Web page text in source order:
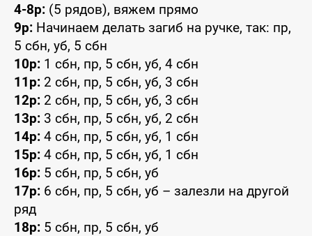
4-8р: (5 рядов), вяжем прямо
9р: Начинаем делать загиб на ручке, так: пр,
5 сбн, уб, 5 сбн
10р: 1 сбн, пр, 5 сбн, уб, 4 сбн
11р: 2 сбн, пр, 5 сбн, уб, 3 сбн
12р: 2 сбн, пр, 5 сбн, уб, 3 сбн
13р: 3 сбн, пр, 5 сбн, уб, 2 сбн
14р: 4 сбн, пр, 5 сбн, уб, 1 сбн
15р: 4 сбн, пр, 5 сбн, уб, 1 сбн
16р: 5 сбн, пр, 5 сбн, уб
17р: 6 сбн, пр, 5 сбн, уб – залезли на другой
ряд
18р: 5 сбн, пр, 5 сбн, уб